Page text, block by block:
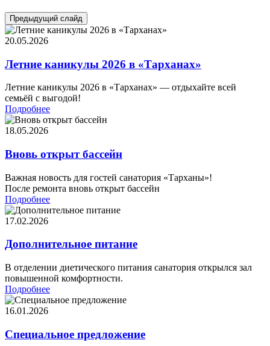
Предыдущий слайд
20.05.2026
Летние каникулы 2026 в «Тарханах»
Летние каникулы 2026 в «Тарханах» — отдыхайте всей
семьёй с выгодой!
Подробнее
18.05.2026
Вновь открыт бассейн
Важная новость для гостей санатория «Тарханы»!
После ремонта вновь открыт бассейн
Подробнее
17.02.2026
Дополнительное питание
В отделении диетического питания санатория открылся зал
повышенной комфортности.
Подробнее
16.01.2026
Специальное предложение